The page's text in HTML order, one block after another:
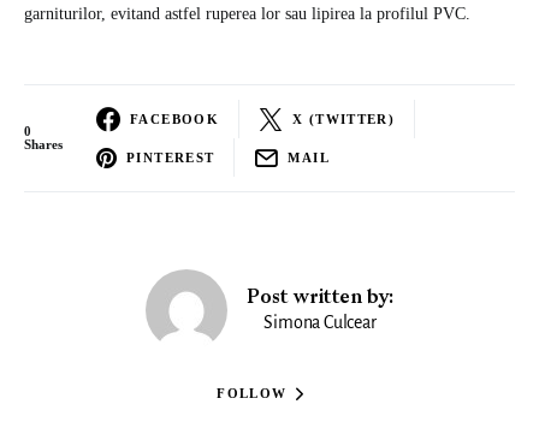
garniturilor, evitand astfel ruperea lor sau lipirea la profilul PVC.
0
Shares
FACEBOOK X (TWITTER)
PINTEREST MAIL
Post written by:
Simona Culcear
FOLLOW